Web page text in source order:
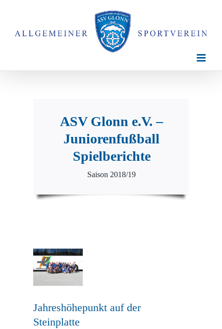
springen
ASV Glonn e.V. –
Juniorenfußball
Spielberichte
Saison 2018/19
Jahreshöhepunkt auf der
Steinplatte